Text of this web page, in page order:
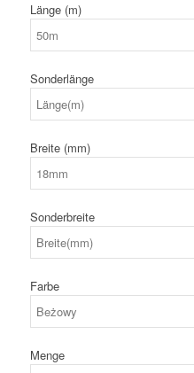
Länge (m)
Sonderlänge
Breite (mm)
Sonderbreite
Farbe
Menge